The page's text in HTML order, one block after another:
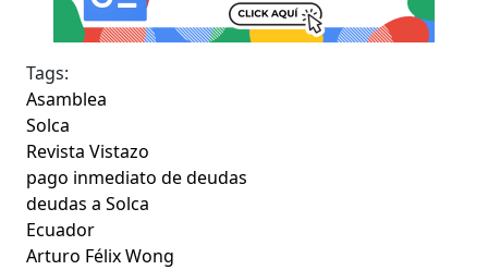
Tags:
Asamblea
Solca
Revista Vistazo
pago inmediato de deudas
deudas a Solca
Ecuador
Arturo Félix Wong